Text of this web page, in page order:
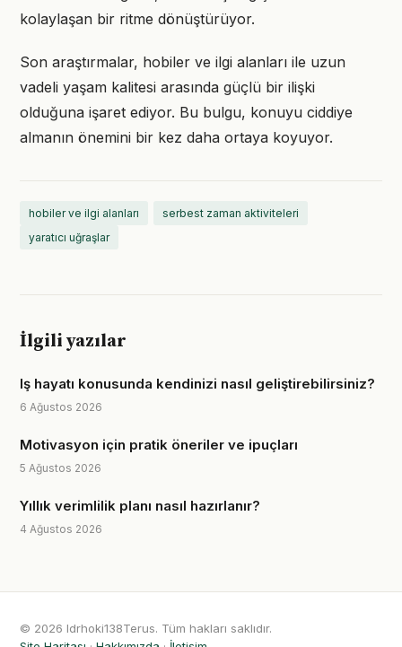
kolaylaşan bir ritme dönüştürüyor.
Son araştırmalar, hobiler ve ilgi alanları ile uzun
vadeli yaşam kalitesi arasında güçlü bir ilişki
olduğuna işaret ediyor. Bu bulgu, konuyu ciddiye
almanın önemini bir kez daha ortaya koyuyor.
hobiler ve ilgi alanları
serbest zaman aktiviteleri
yaratıcı uğraşlar
İlgili yazılar
Iş hayatı konusunda kendinizi nasıl geliştirebilirsiniz?
6 Ağustos 2026
Motivasyon için pratik öneriler ve ipuçları
5 Ağustos 2026
Yıllık verimlilik planı nasıl hazırlanır?
4 Ağustos 2026
© 2026 Idrhoki138Terus. Tüm hakları saklıdır.